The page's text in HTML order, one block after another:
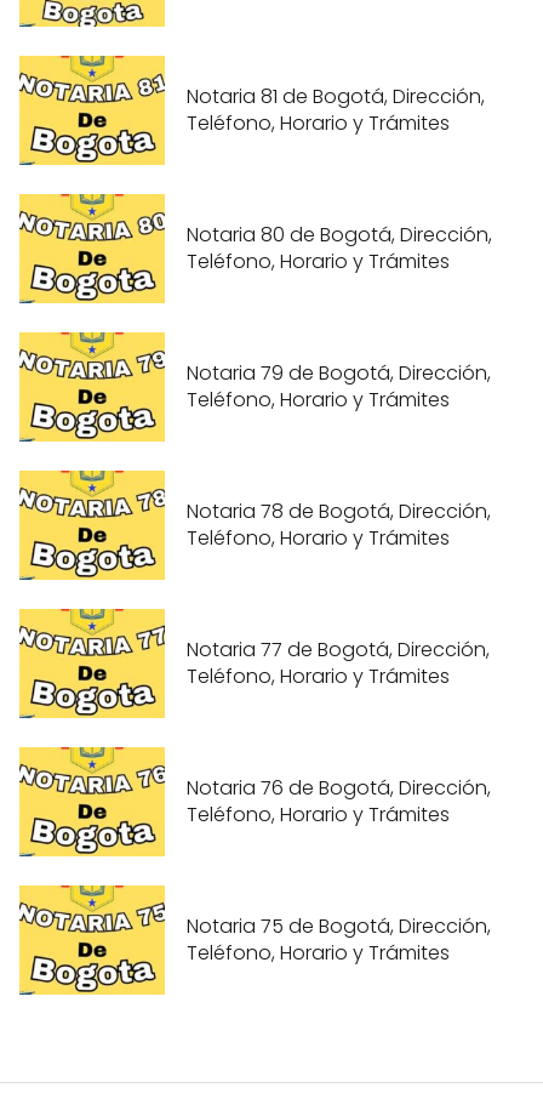
Notaria 81 de Bogotá, Dirección,
Teléfono, Horario y Trámites
Notaria 80 de Bogotá, Dirección,
Teléfono, Horario y Trámites
Notaria 79 de Bogotá, Dirección,
Teléfono, Horario y Trámites
Notaria 78 de Bogotá, Dirección,
Teléfono, Horario y Trámites
Notaria 77 de Bogotá, Dirección,
Teléfono, Horario y Trámites
Notaria 76 de Bogotá, Dirección,
Teléfono, Horario y Trámites
Notaria 75 de Bogotá, Dirección,
Teléfono, Horario y Trámites